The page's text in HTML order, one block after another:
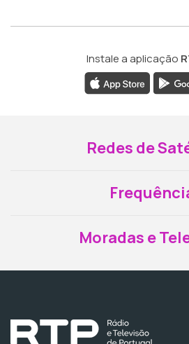
Instale a aplicação
Redes de
Moradas e